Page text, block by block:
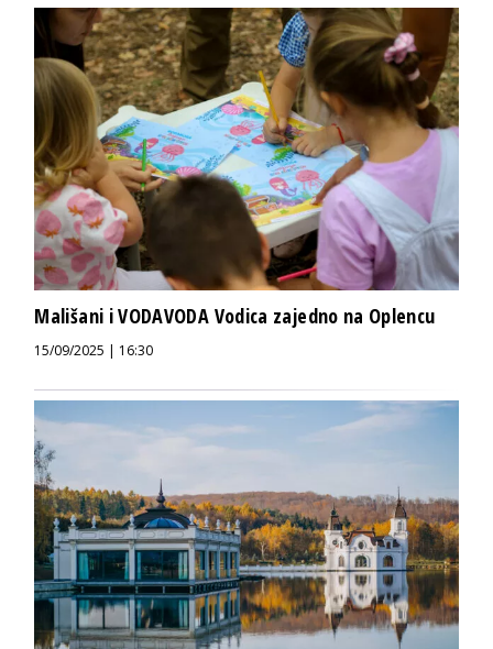
Mališani i VODAVODA Vodica zajedno na Oplencu
15/09/2025 | 16:30